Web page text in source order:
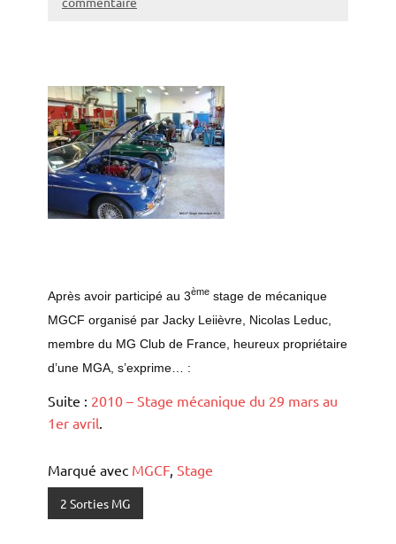
Après avoir participé au 3ème stage de mécanique
MGCF organisé par Jacky Leiièvre, Nicolas Leduc,
membre du MG Club de France, heureux propriétaire
d’une MGA, s’exprime… :
Suite : 2010 – Stage mécanique du 29 mars au
1er avril.
Marqué avec MGCF, Stage
2 Sorties MG